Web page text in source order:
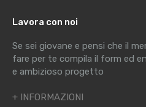
Lavora con noi
Se sei giovane e pensi che il
fare per te compila il form ed
e ambizioso progetto
+ INFORMAZIONI